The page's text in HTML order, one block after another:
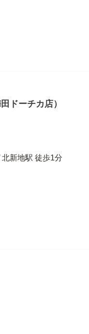
ドーチカ店）
新地駅 徒歩1分